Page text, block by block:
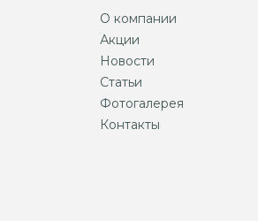
О компании
Акции
Новости
Статьи
Фотогалерея
Контакты